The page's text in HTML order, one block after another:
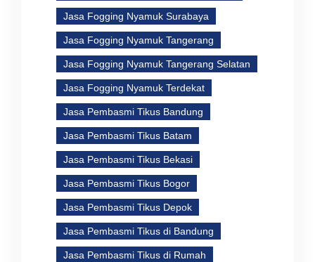
Jasa Fogging Nyamuk Surabaya
Jasa Fogging Nyamuk Tangerang
Jasa Fogging Nyamuk Tangerang Selatan
Jasa Fogging Nyamuk Terdekat
Jasa Pembasmi Tikus Bandung
Jasa Pembasmi Tikus Batam
Jasa Pembasmi Tikus Bekasi
Jasa Pembasmi Tikus Bogor
Jasa Pembasmi Tikus Depok
Jasa Pembasmi Tikus di Bandung
Jasa Pembasmi Tikus di Rumah